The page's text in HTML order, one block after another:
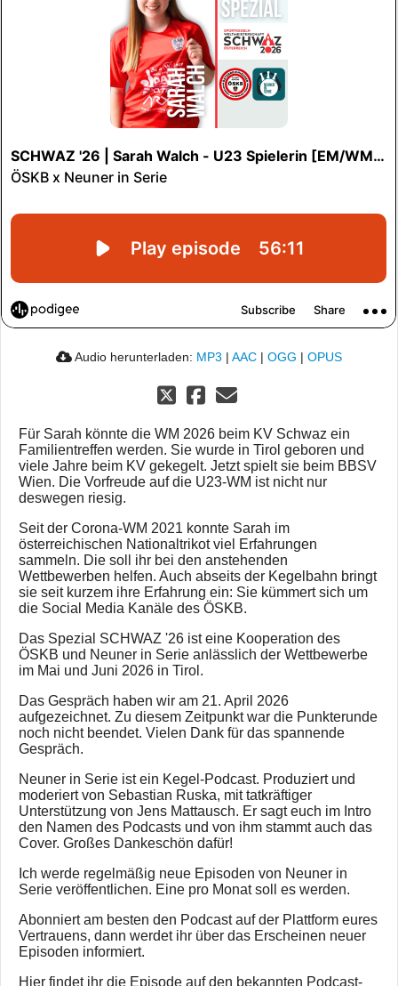
Audio herunterladen: MP3 | AAC | OGG | OPUS
Für Sarah könnte die WM 2026 beim KV Schwaz ein
Familientreffen werden. Sie wurde in Tirol geboren und
viele Jahre beim KV gekegelt. Jetzt spielt sie beim BBSV
Wien. Die Vorfreude auf die U23-WM ist nicht nur
deswegen riesig.
Seit der Corona-WM 2021 konnte Sarah im
österreichischen Nationaltrikot viel Erfahrungen
sammeln. Die soll ihr bei den anstehenden
Wettbewerben helfen. Auch abseits der Kegelbahn bringt
sie seit kurzem ihre Erfahrung ein: Sie kümmert sich um
die Social Media Kanäle des ÖSKB.
Das Spezial SCHWAZ '26 ist eine Kooperation des
ÖSKB und Neuner in Serie anlässlich der Wettbewerbe
im Mai und Juni 2026 in Tirol.
Das Gespräch haben wir am 21. April 2026
aufgezeichnet. Zu diesem Zeitpunkt war die Punkterunde
noch nicht beendet. Vielen Dank für das spannende
Gespräch.
Neuner in Serie ist ein Kegel-Podcast. Produziert und
moderiert von Sebastian Ruska, mit tatkräftiger
Unterstützung von Jens Mattausch. Er sagt euch im Intro
den Namen des Podcasts und von ihm stammt auch das
Cover. Großes Dankeschön dafür!
Ich werde regelmäßig neue Episoden von Neuner in
Serie veröffentlichen. Eine pro Monat soll es werden.
Abonniert am besten den Podcast auf der Plattform eures
Vertrauens, dann werdet ihr über das Erscheinen neuer
Episoden informiert.
Hier findet ihr die Episode auf den bekannten Podcast-